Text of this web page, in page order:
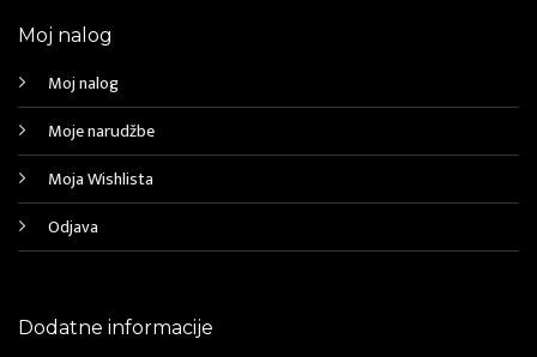
Moj nalog
Moj nalog
Moje narudžbe
Moja Wishlista
Odjava
Dodatne informacije